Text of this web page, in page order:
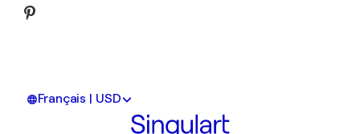
Français | USD